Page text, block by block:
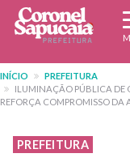
Pular
para
conteúdo
principal
INÍCIO
PREFEITURA
ILUMINAÇÃO PÚBLICA DE
REFORÇA COMPROMISSO DA
PREFEITURA